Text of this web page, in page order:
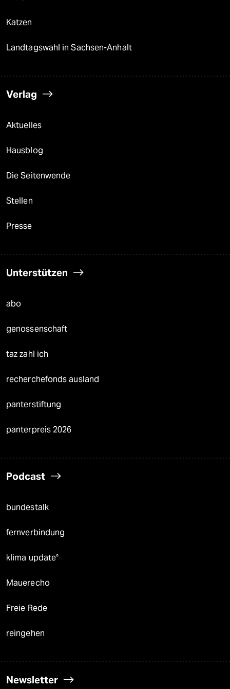
Katzen
Landtagswahl in Sachsen-Anhalt
Verlag
Aktuelles
Hausblog
Die Seitenwende
Stellen
Presse
Unterstützen
abo
genossenschaft
taz zahl ich
recherchefonds ausland
panterstiftung
panterpreis 2026
Podcast
bundestalk
fernverbindung
klima update°
Mauerecho
Freie Rede
reingehen
Newsletter